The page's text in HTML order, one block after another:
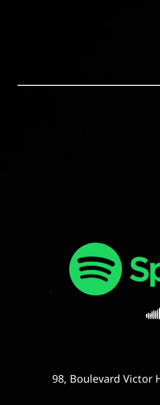
98, Boulevard Victor